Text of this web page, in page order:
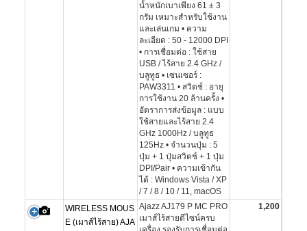
น้ำหนักเบาเพียง 61 ± 3
กรัม เหมาะสำหรับใช้งาน
และเล่นเกม • ความ
ละเอียด : 50 - 12000 DPI
• การเชื่อมต่อ : ใช้สาย
USB / ไร้สาย 2.4 GHz /
บลูทูธ • เซนเซอร์ :
PAW3311 • สวิตช์ : อายุ
การใช้งาน 20 ล้านครั้ง •
อัตราการส่งข้อมูล : แบบ
ใช้สายและไร้สาย 2.4
GHz 1000Hz / บลูทูธ
125Hz • จำนวนปุ่ม : 5
ปุ่ม + 1 ปุ่มสวิตช์ + 1 ปุ่ม
DPI/Pair • ความเข้ากัน
ได้ : Windows Vista / XP
/ 7 / 8 / 10 / 11, macOS
WIRELESS MOUS
E (เมาส์ไร้สาย) AJA
Ajazz AJ179 P MC PRO
เมาส์ไร้สายดีไซน์ครบ
1,200